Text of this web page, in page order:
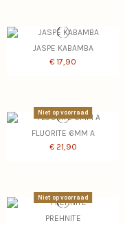
JASPE KABAMBA
€ 17,90
Niet op voorraad
FLUORITE 6MM A
€ 21,90
Niet op voorraad
PREHNITE